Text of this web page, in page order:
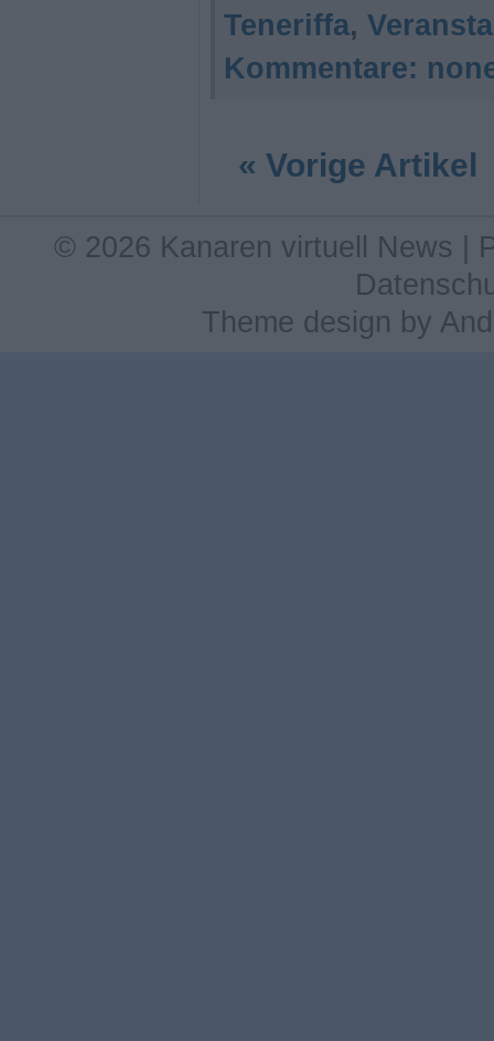
Teneriffa,
Kommentare:
« Vorige Artikel
© 2026 Kanaren virtuell News |
Theme design by